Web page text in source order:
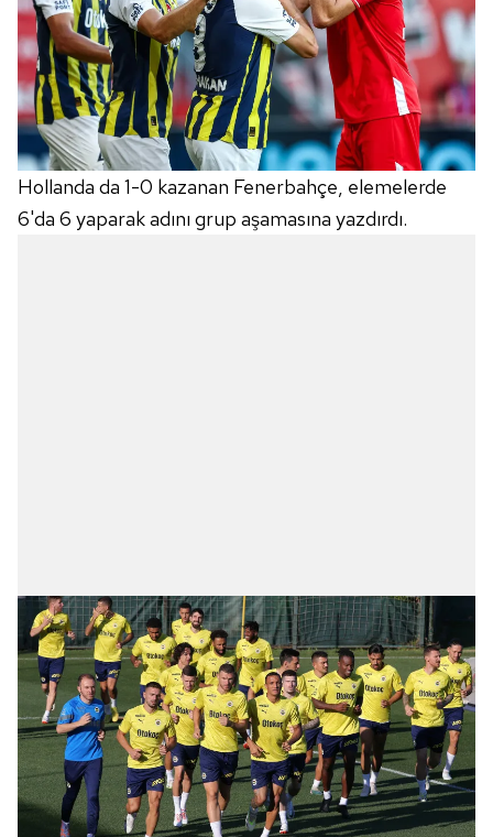
Hollanda da 1-0 kazanan Fenerbahçe, elemelerde
6'da 6 yaparak adını grup aşamasına yazdırdı.